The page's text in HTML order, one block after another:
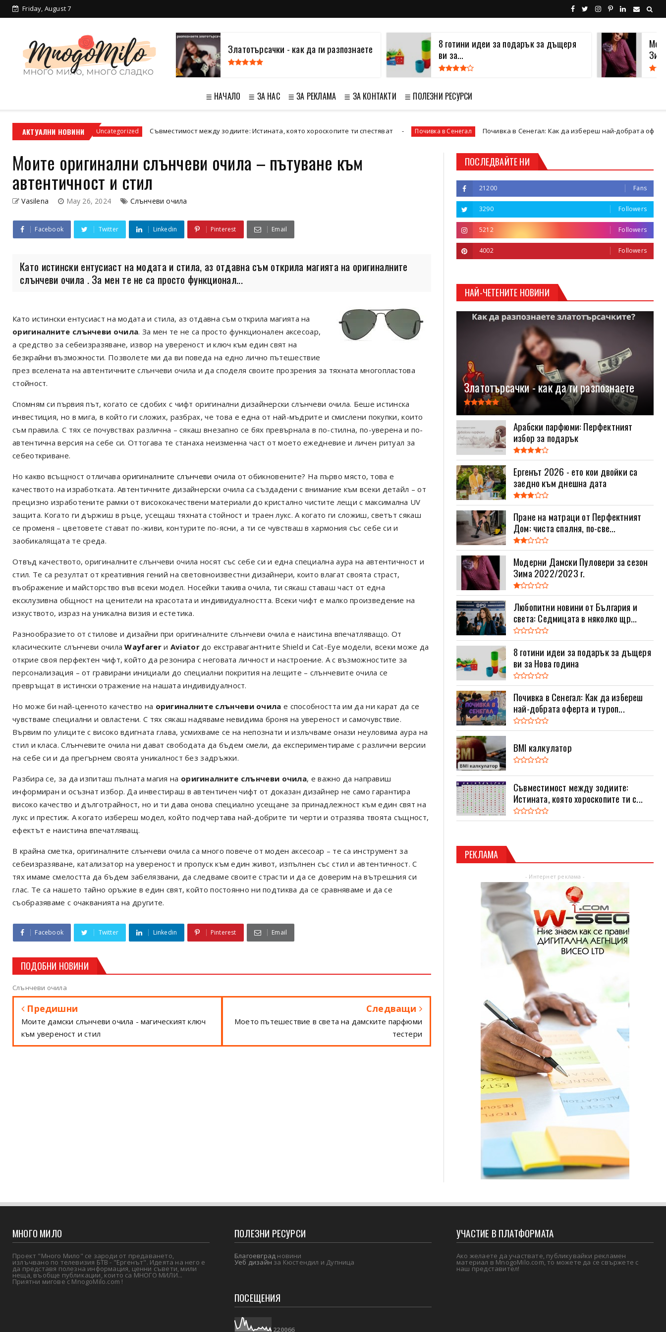
Friday, August 7
Златотърсачки - как да ги разпознаете
8 готини идеи за подарък за дъщеря
ви за...
≣ НАЧАЛО ≣ ЗА НАС ≣ ЗА РЕКЛАМА ≣ ЗА КОНТАКТИ ≣ ПОЛЕЗНИ РЕСУРСИ
АКТУАЛНИ НОВИНИ
условия Uncategorized Съвместимост между зодиите: Истината, която хороскопите ти спестяват Почивка в Сенегал Почивка в Сенегал: Как да избереш най-добрата оферта и
Моите оригинални слънчеви очила – пътуване към
автентичност и стил
Vasilena May 26, 2024 Слънчеви очила
Facebook Twitter Linkedin Pinterest Email
Като истински ентусиаст на модата и стила, аз отдавна съм открила магията на оригиналните
слънчеви очила . За мен те не са просто функционал...
Като истински ентусиаст на модата и стила, аз отдавна съм открила магията на
оригиналните слънчеви очила. За мен те не са просто функционален аксесоар,
а средство за себеизразяване, извор на увереност и ключ към един свят на
безкрайни възможности. Позволете ми да ви поведа на едно лично пътешествие
през вселената на автентичните слънчеви очила и да споделя своите прозрения за тяхната многопластова
стойност.
Спомням си първия път, когато се сдобих с чифт оригинални дизайнерски слънчеви очила. Беше истинска
инвестиция, но в мига, в който ги сложих, разбрах, че това е една от най-мъдрите и смислени покупки, които
съм правила. С тях се почувствах различна – сякаш внезапно се бях превърнала в по-стилна, по-уверена и по-
автентична версия на себе си. Оттогава те станаха неизменна част от моето ежедневие и личен ритуал за
себеоткриване.
Но какво всъщност отличаваоригиналните слънчеви очила от обикновените? На първо място, това е
качеството на изработката. Автентичните дизайнерски очила са създадени с внимание към всеки детайл – от
прецизно изработените рамки от висококачествени материали до кристално чистите лещи с максимална UV
защита. Когато ги държиш в ръце, усещаш тяхната стойност и траен лукс. А когато ги сложиш, светът сякаш
се променя – цветовете стават по-живи, контурите по-ясни, а ти се чувстваш в хармония със себе си и
заобикалящата те среда.
Отвъд качеството, оригиналните слънчеви очила носят със себе си и една специална аура на автентичност и
стил. Те са резултат от креативния гений на световноизвестни дизайнери, които влагат своята страст,
въображение и майсторство във всеки модел. Носейки такива очила, ти сякаш ставаш част от една
ексклузивна общност на ценители на красотата и индивидуалността. Всеки чифт е малко произведение на
изкуството, израз на уникална визия и естетика.
Разнообразието от стилове и дизайни при оригиналните слънчеви очила е наистина впечатляващо. От
класическите слънчеви очилаWayfarerи Aviatorдо екстравагантните Shield и Cat-Eye модели, всеки може да
открие своя перфектен чифт, който да резонира с неговата личност и настроение. А с възможностите за
персонализация – от гравирани инициали до специални покрития на лещите – слънчевите очила се
превръщат в истински отражение на нашата индивидуалност.
Но може би най-ценното качество на оригиналните слънчеви очила е способността им да ни карат да се
чувстваме специални и овластени. С тях сякаш надяваме невидима броня на увереност и самочувствие.
Вървим по улиците с високо вдигната глава, усмихваме се на непознати и излъчваме онази неуловима аура на
стил и класа. Слънчевите очила ни дават свободата да бъдем смели, да експериментираме с различни версии
на себе си и да прегърнем своята уникалност без задръжки.
Разбира се, за да изпиташ пълната магия на оригиналните слънчеви очила, е важно да направиш
информиран и осъзнат избор. Да инвестираш в автентичен чифт от доказан дизайнер не само гарантира
високо качество и дълготрайност, но и ти дава онова специално усещане за принадлежност към един свят на
лукс и престиж. А когато избереш модел, който подчертава най-добрите ти черти и отразява твоята същност,
ефектът е наистина впечатляващ.
В крайна сметка, оригиналните слънчеви очила са много повече от моден аксесоар – те са инструмент за
себеизразяване, катализатор на увереност и пропуск към един живот, изпълнен със стил и автентичност. С
тях имаме смелостта да бъдем забелязвани, да следваме своите страсти и да се доверим на вътрешния си
глас. Те са нашето тайно оръжие в един свят, който постоянно ни подтиква да се сравняваме и да се
съобразяваме с очакванията на другите.
Facebook Twitter Linkedin Pinterest Email
ПОДОБНИ НОВИНИ
Слънчеви очила
Предишни
Моите дамски слънчеви очила - магическият ключ
към увереност и стил
Следващи
Моето пътешествие в света на дамските парфюми
тестери
ПОСЛЕДВАЙТЕ НИ
21200 Fans
3290 Followers
5212 Followers
4002 Followers
НАЙ-ЧЕТЕНИТЕ НОВИНИ
Златотърсачки - как да ги разпознаете
Арабски парфюми: Перфектният
избор за подарък
Ергенът 2026 - ето кои двойки са
заедно към днешна дата
Пране на матраци от Перфектният
Дом: чиста спалня, по-све...
Модерни Дамски Пуловери за сезон
Зима 2022/2023 г.
Любопитни новини от България и
света: Седмицата в няколко щр...
8 готини идеи за подарък за дъщеря
ви за Нова година
Почивка в Сенегал: Как да избереш
най-добрата оферта и туроп...
BMI калкулатор
Съвместимост между зодиите:
Истината, която хороскопите ти с...
РЕКЛАМА
- Интернет реклама -
МНОГО МИЛО
Проект "Много Мило" се зароди от предаването,
излъчвано по телевизия БТВ - "Ергенът". Идеята на него е
да представя полезна информация, ценни съвети, мили
неща, въобще публикации, които са МНОГО МИЛИ...
Приятни мигове с MnogoMilo.com !
ПОЛЕЗНИ РЕСУРСИ
Благоевград новини
Уеб дизайнза Кюстендил и Дупница
ПОСЕЩЕНИЯ
220066
УЧАСТИЕ В ПЛАТФОРМАТА
Ако желаете да участвате, публикувайки рекламен
материал в MnogoMilo.com, то можете да се свържете с
наш представител!